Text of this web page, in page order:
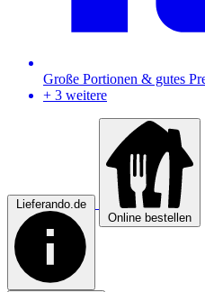
Große Portionen & gutes
+ 3 weitere
Lieferando.de
Online bestellen